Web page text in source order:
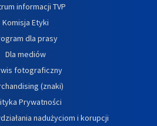
informacji TVP
Komisja Etyki
dla prasy
Dla mediów
fotograficzny
(znaki)
Prywatności
nadużyciom i korupcji